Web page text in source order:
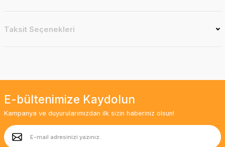
Taksit Seçenekleri
E-bültenimize Kaydolun
Kampanya ve duyurularımızdan ilk sizin haberiniz olsun!